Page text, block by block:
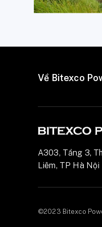
Về Bitexco
A303, Tầng 3,
Liêm, TP Hà Nội
©2023 Bitexco